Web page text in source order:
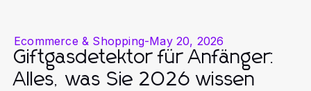
Ecommerce & Shopping-May 20, 2026
Giftgasdetektor für Anfänger:
Alles, was Sie 2026 wissen